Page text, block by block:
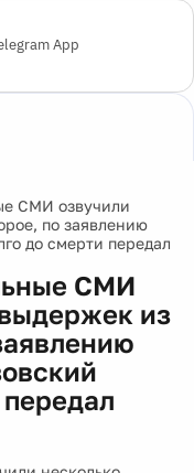
App
СМИ озвучили
по заявлению
до смерти передал
СМИ
из